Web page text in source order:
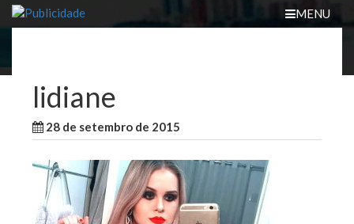
MENU
lidiane
28 de setembro de 2015